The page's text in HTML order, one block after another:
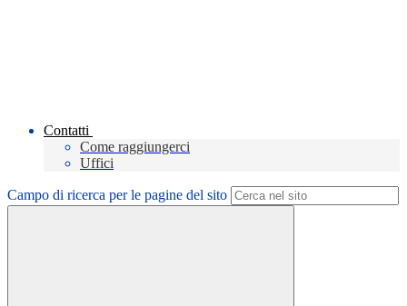
Contatti
Come raggiungerci
Uffici
Campo di ricerca per le pagine del sito